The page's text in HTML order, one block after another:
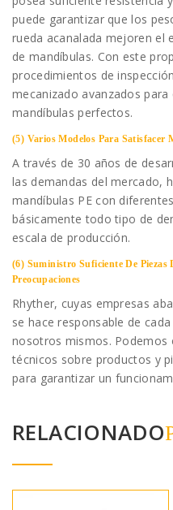
puede garantizar que los
rueda acanalada mejoren el
de mandíbulas. Con este
procedimientos de
mecanizado avanzados
mandíbulas perfectos.
(5) Varios Modelos Para Satisfacer
A través de 30 años de
las demandas del mercado,
mandíbulas PE con
básicamente todo tipo de
escala de producción.
(6) Suministro Suficiente De Piezas
Preocupaciones
Rhyther, cuyas empresas
se hace responsable de
nosotros mismos. Podemos
técnicos sobre productos y
para garantizar un
RELACIONADO